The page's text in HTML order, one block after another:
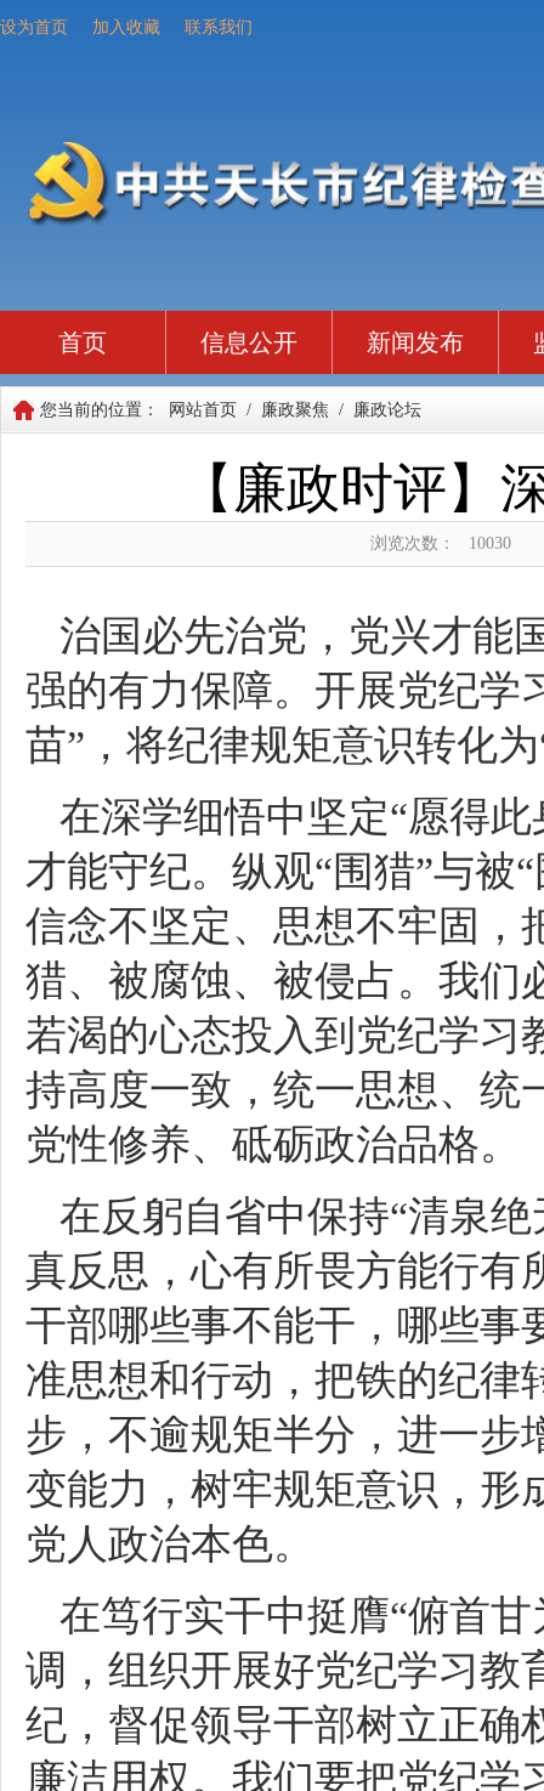
设为首页 加入收藏 联系我们
首页 信息公开 新闻发布
您当前的位置： 网站首页 / 廉政聚焦 / 廉政论坛
【廉政时评】
浏览次数： 10030
治国必先治党，党兴才能
强的有力保障。开展党纪学
苗”，将纪律规矩意识转化
在深学细悟中坚定“愿得
才能守纪。纵观“围猎”与被
信念不坚定、思想不牢固，
猎、被腐蚀、被侵占。我们
若渴的心态投入到党纪学习
持高度一致，统一思想、统
党性修养、砥砺政治品格。
在反躬自省中保持“清泉
真反思，心有所畏方能行有
干部哪些事不能干，哪些事
准思想和行动，把铁的纪律
步，不逾规矩半分，进一步
变能力，树牢规矩意识，形
党人政治本色。
在笃行实干中挺膺“俯首
调，组织开展好党纪学习教
纪，督促领导干部树立正确
廉洁用权。我们要把党纪学